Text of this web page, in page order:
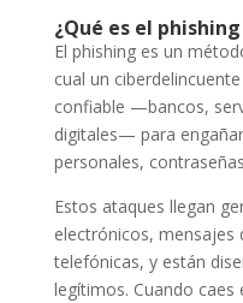
¿Qué es el
El phishing es un
cual un
confiable —bancos,
digitales— para
personales,
Estos ataques llegan
electrónicos, mensajes
telefónicas, y están
legítimos. Cuando